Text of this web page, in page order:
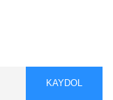
KAYDOL